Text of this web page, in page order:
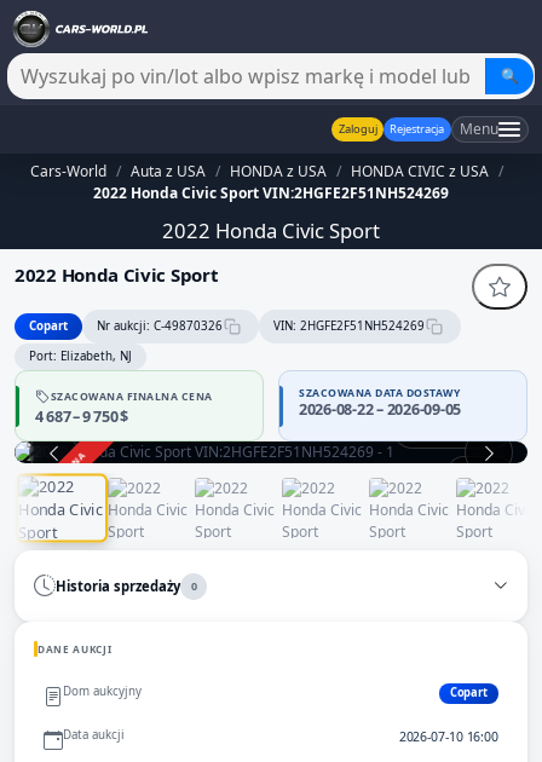
🔍
Zaloguj Rejestracja Menu
Cars-World / Auta z USA / HONDA z USA / HONDA CIVIC z USA /
2022 Honda Civic Sport VIN:2HGFE2F51NH524269
2022 Honda Civic Sport
2022 Honda Civic Sport
Copart Nr aukcji: C-49870326
VIN: 2HGFE2F51NH524269
Port: Elizabeth, NJ
SZACOWANA FINALNA CENA
4 687 – 9 750 $
SZACOWANA DATA DOSTAWY
2026-08-22 – 2026-09-05
ZAKOŃCZONA
Historia sprzedaży 0
DANE AUKCJI
Dom aukcyjny Copart
Data aukcji 2026-07-10 16:00